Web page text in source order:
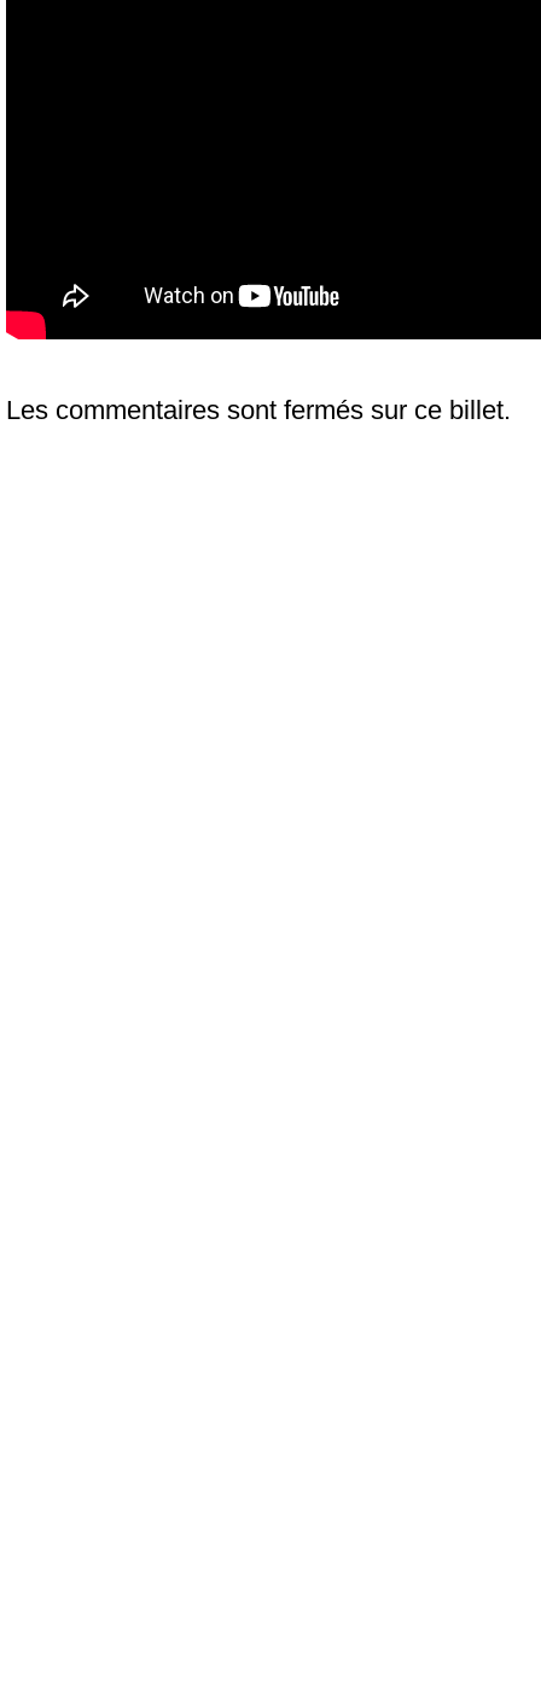
Les commentaires sont fermés sur ce billet.